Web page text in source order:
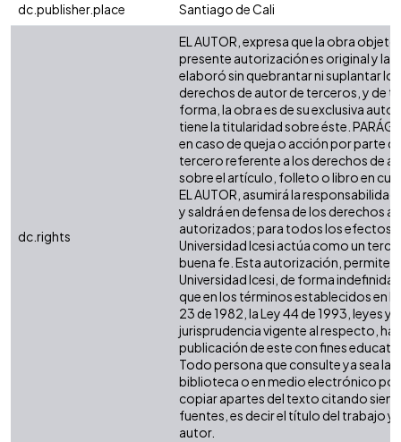
dc.publisher.place
Santiago de Cali
dc.rights
EL AUTOR, expresa que la obra objeto
presente autorización es original y la
elaboró sin quebrantar ni suplantar los
derechos de autor de terceros, y de
forma, la obra es de su exclusiva
tiene la titularidad sobre éste.
en caso de queja o acción por parte
tercero referente a los derechos de
sobre el artículo, folleto o libro en
EL AUTOR, asumirá la
y saldrá en defensa de los derechos
autorizados; para todos los efectos,
Universidad Icesi actúa como un
buena fe. Esta autorización, permite a
Universidad Icesi, de forma indefinida,
que en los términos establecidos en la
23 de 1982, la Ley 44 de 1993, leyes y
jurisprudencia vigente al respecto,
publicación de este con fines
Todo persona que consulte ya sea la
biblioteca o en medio electrónico
copiar apartes del texto citando
fuentes, es decir el título del trabajo y
autor.